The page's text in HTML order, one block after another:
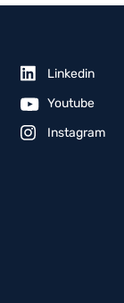
Linkedin
Youtube
Instagram